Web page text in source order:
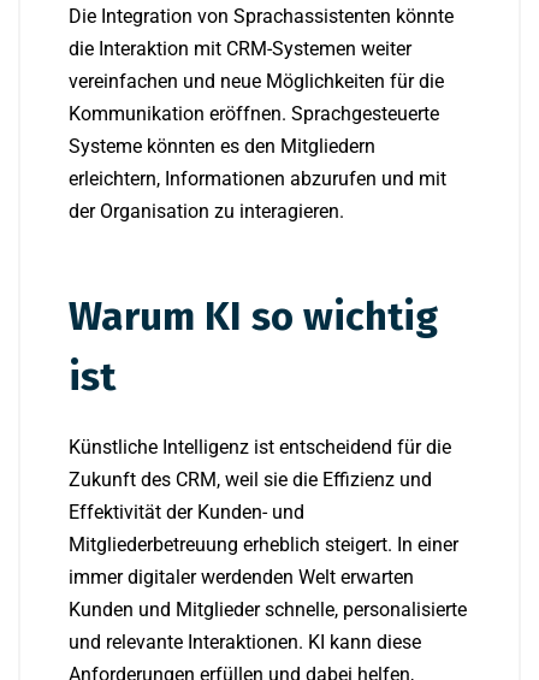
Die Integration von Sprachassistenten könnte
die Interaktion mit CRM-Systemen weiter
vereinfachen und neue Möglichkeiten für die
Kommunikation eröffnen. Sprachgesteuerte
Systeme könnten es den Mitgliedern
erleichtern, Informationen abzurufen und mit
der Organisation zu interagieren.
Warum KI so wichtig
ist
Künstliche Intelligenz ist entscheidend für die
Zukunft des CRM, weil sie die Effizienz und
Effektivität der Kunden- und
Mitgliederbetreuung erheblich steigert. In einer
immer digitaler werdenden Welt erwarten
Kunden und Mitglieder schnelle, personalisierte
und relevante Interaktionen. KI kann diese
Anforderungen erfüllen und dabei helfen,